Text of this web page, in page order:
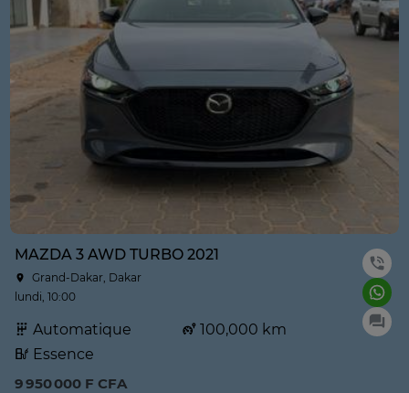
MAZDA 3 AWD TURBO 2021
Grand-Dakar, Dakar
lundi, 10:00
Automatique
100,000 km
Essence
9 950 000 F CFA